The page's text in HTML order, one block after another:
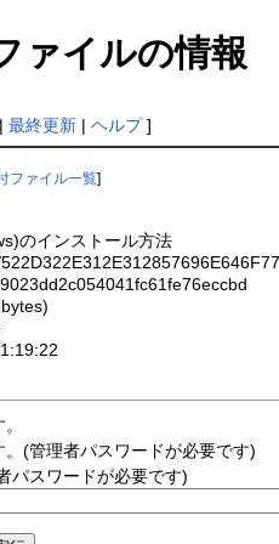
ァイルの情報
最終更新| ヘルプ]
ファイル一覧
のインストール方法
(管理者パスワードが必要です)
パスワードが必要です)